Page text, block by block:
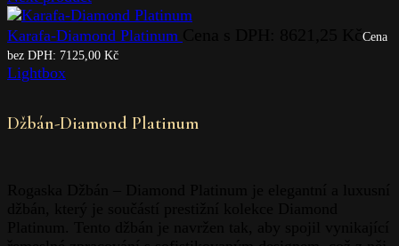
Karafa-Diamond Platinum
Cena
bez DPH: 7125,00 Kč
Lightbox
Džbán-Diamond Platinum